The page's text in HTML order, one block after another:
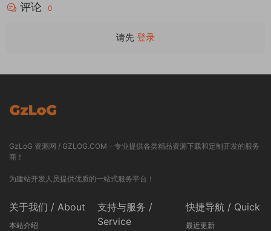
评论 0
请先 登录
GzLoG 资源网 / GZLOG.COM - 专业提供各类精品资源下载和定制开发的服务
商！
为建站开发人员提供优质的一站式服务平台！
关于我们 / About
本站介绍
支持与服务 /
Service
快捷导航 / Quick
最近更新